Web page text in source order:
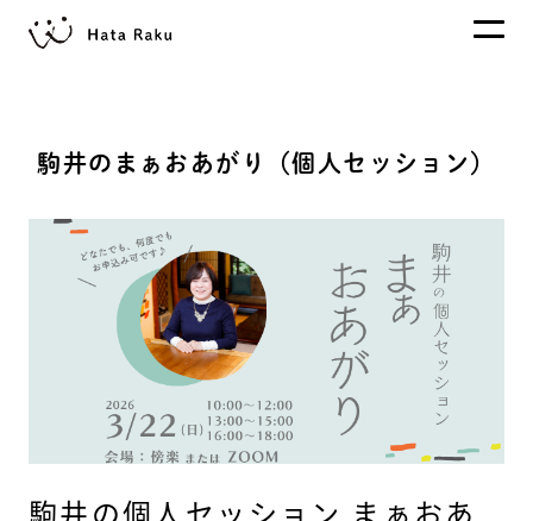
駒井のまぁおあがり（個人セッション）
駒井の個人セッション まぁおあ